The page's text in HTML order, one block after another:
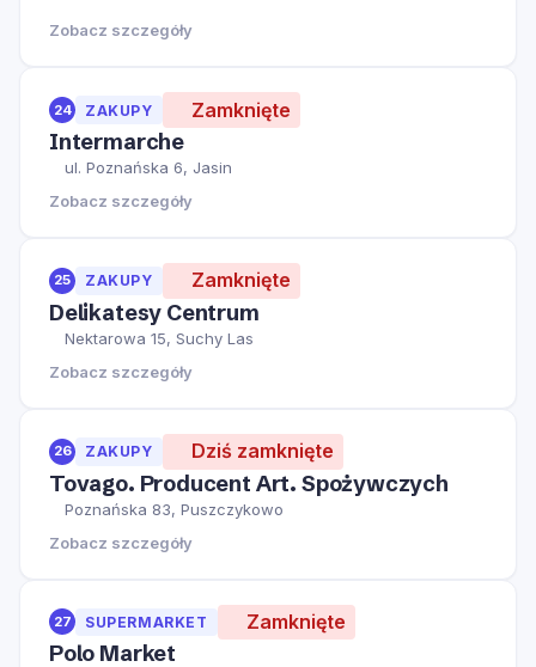
Zobacz szczegóły
24 ZAKUPY Zamknięte
Intermarche
ul. Poznańska 6, Jasin
Zobacz szczegóły
25 ZAKUPY Zamknięte
Delikatesy Centrum
Nektarowa 15, Suchy Las
Zobacz szczegóły
26 ZAKUPY Dziś zamknięte
Tovago. Producent Art. Spożywczych
Poznańska 83, Puszczykowo
Zobacz szczegóły
27 SUPERMARKET Zamknięte
Polo Market